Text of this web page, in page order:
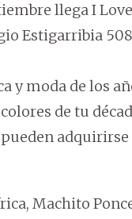
llega I
Estigarribia
y moda de los
de tu
adquirirse
Machito